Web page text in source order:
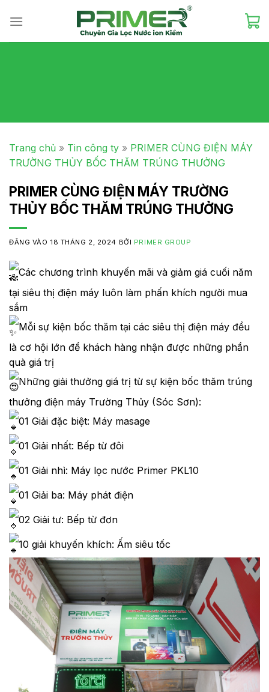
Trang chủ » Tin công ty » PRIMER CÙNG ĐIỆN MÁY
TRƯỜNG THỦY BỐC THĂM TRÚNG THƯỞNG
PRIMER CÙNG ĐIỆN MÁY TRƯỜNG
THỦY BỐC THĂM TRÚNG THƯỞNG
ĐĂNG VÀO 18 THÁNG 2, 2024 BỞI PRIMER GROUP
Các chương trình khuyến mãi và giảm giá cuối năm
tại siêu thị điện máy luôn làm phấn khích người mua
sắm
Mỗi sự kiện bốc thăm tại các siêu thị điện máy đều
là cơ hội lớn để khách hàng nhận được những phần
quà giá trị
Những giải thưởng giá trị từ sự kiện bốc thăm trúng
thưởng điện máy Trường Thủy (Sóc Sơn):
01 Giải đặc biệt: Máy masage
01 Giải nhất: Bếp từ đôi
01 Giải nhì: Máy lọc nước Primer PKL10
01 Giải ba: Máy phát điện
02 Giải tư: Bếp từ đơn
10 giải khuyến khích: Ấm siêu tốc